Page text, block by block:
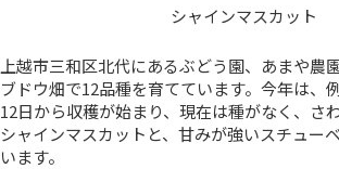
シャインマスカット
上越市三和区北代にあるぶどう園、あまや農
ブドウ畑で12品種を育てています。今年は、
12日から収穫が始まり、現在は種がなく、さ
シャインマスカットと、甘みが強いスチュー
います。